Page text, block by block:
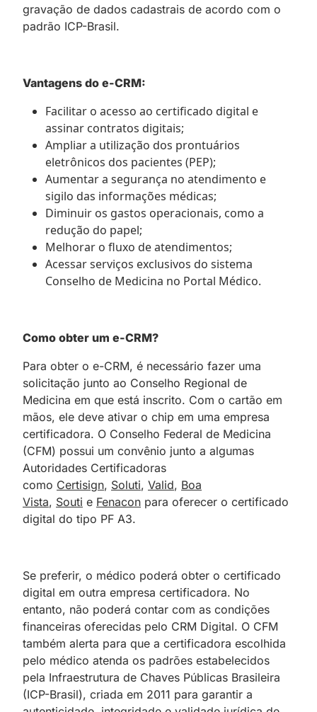
gravação de dados cadastrais de acordo com o
padrão ICP-Brasil.
Vantagens do e-CRM:
Facilitar o acesso ao certificado digital e
assinar contratos digitais;
Ampliar a utilização dos prontuários
eletrônicos dos pacientes (PEP);
Aumentar a segurança no atendimento e
sigilo das informações médicas;
Diminuir os gastos operacionais, como a
redução do papel;
Melhorar o fluxo de atendimentos;
Acessar serviços exclusivos do sistema
Conselho de Medicina no Portal Médico.
Como obter um e-CRM?
Para obter o e-CRM, é necessário fazer uma
solicitação junto ao Conselho Regional de
Medicina em que está inscrito. Com o cartão em
mãos, ele deve ativar o chip em uma empresa
certificadora. O Conselho Federal de Medicina
(CFM) possui um convênio junto a algumas
Autoridades Certificadoras
como Certisign, Soluti, Valid, Boa
Vista, Souti e Fenacon para oferecer o certificado
digital do tipo PF A3.
Se preferir, o médico poderá obter o certificado
digital em outra empresa certificadora. No
entanto, não poderá contar com as condições
financeiras oferecidas pelo CRM Digital. O CFM
também alerta para que a certificadora escolhida
pelo médico atenda os padrões estabelecidos
pela Infraestrutura de Chaves Públicas Brasileira
(ICP-Brasil), criada em 2011 para garantir a